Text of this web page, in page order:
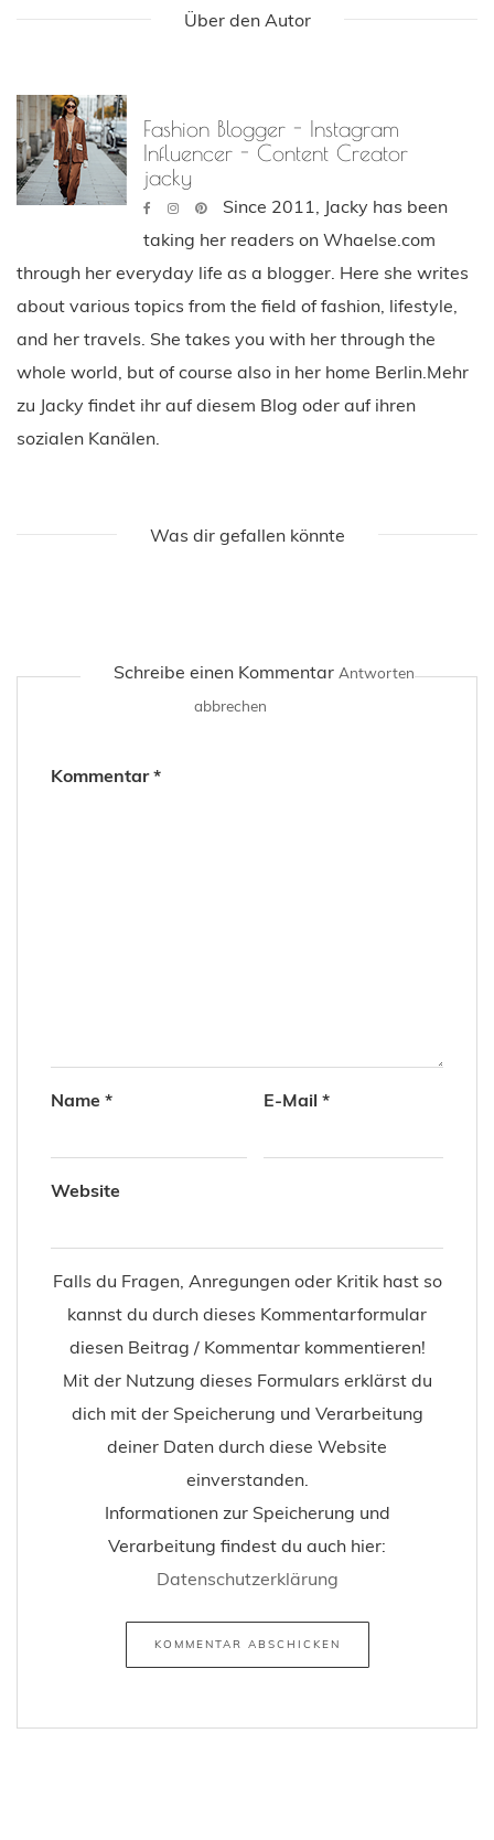
Über den Autor
Fashion Blogger - Instagram
Influencer - Content Creator
jacky
Since 2011, Jacky has been
taking her readers on Whaelse.com
through her everyday life as a blogger. Here she writes
about various topics from the field of fashion, lifestyle,
and her travels. She takes you with her through the
whole world, but of course also in her home Berlin.Mehr
zu Jacky findet ihr auf diesem Blog oder auf ihren
sozialen Kanälen.
Was dir gefallen könnte
Schreibe einen Kommentar Antworten
abbrechen
Kommentar*
Name * E-Mail *
Website
Falls du Fragen, Anregungen oder Kritik hast so
kannst du durch dieses Kommentarformular
diesen Beitrag / Kommentar kommentieren!
Mit der Nutzung dieses Formulars erklärst du
dich mit der Speicherung und Verarbeitung
deiner Daten durch diese Website
einverstanden.
Informationen zur Speicherung und
Verarbeitung findest du auch hier:
Datenschutzerklärung